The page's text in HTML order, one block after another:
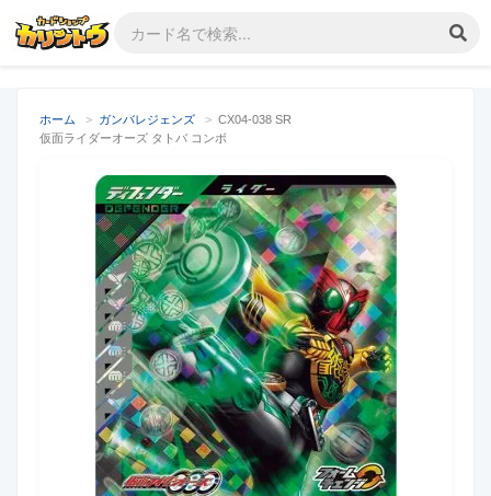
ホーム > ガンバレジェンズ > CX04-038 SR
仮面ライダーオーズ タトバ コンボ